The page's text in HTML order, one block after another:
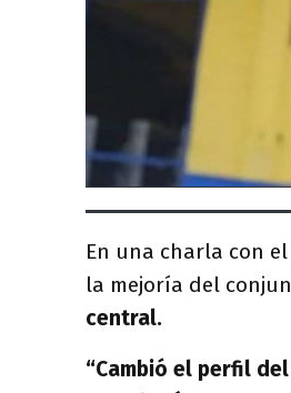
En una charla con
la mejoría del
central.
“Cambió el perfil